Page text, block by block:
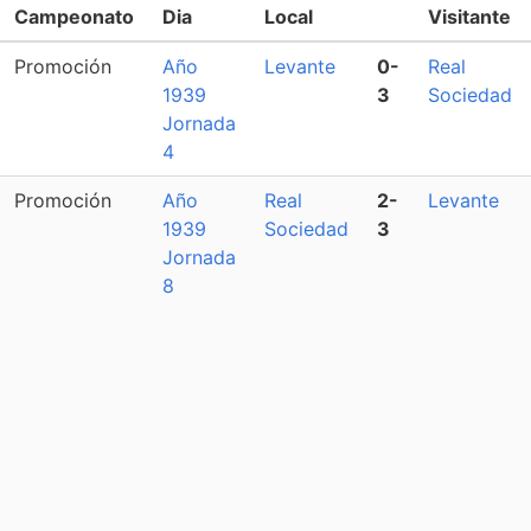
Campeonato Dia Local Visitante
Promoción
Año
1939
Jornada
4
Levante
0-
3
Real
Sociedad
Promoción
Año
1939
Jornada
8
Real
Sociedad
2-
3
Levante